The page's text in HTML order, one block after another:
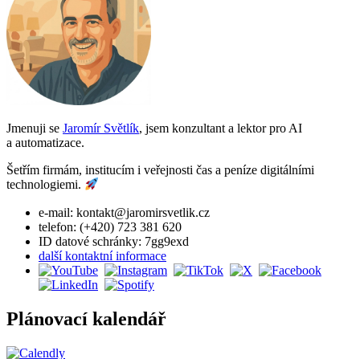
Jmenuji se Jaromír Světlík, jsem konzultant a lektor pro AI
a automatizace.
Šetřím firmám, institucím i veřejnosti čas a peníze digitálními
technologiemi.
e-mail: kontakt@jaromirsvetlik.cz
telefon: (+420) 723 381 620
ID datové schránky: 7gg9exd
další kontaktní informace
Plánovací kalendář